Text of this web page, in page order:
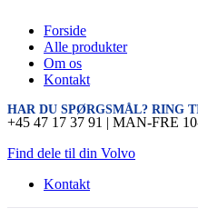
Forside
Alle produkter
Om os
Kontakt
HAR DU SPØRGSMÅL? RING
+45 47 17 37 91 | MAN-FRE
Find dele til din Volvo
Kontakt